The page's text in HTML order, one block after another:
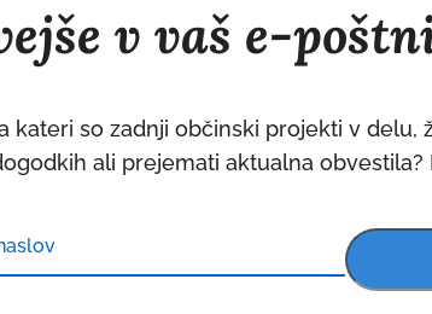
v vaš e-
kateri so zadnji občinski projekti v delu,
ali prejemati aktualna obvestila?